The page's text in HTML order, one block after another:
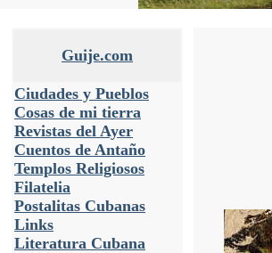
Guije.com
Ciudades y Pueblos
Cosas de mi tierra
Revistas del Ayer
Cuentos de Antaño
Templos Religiosos
Filatelia
Postalitas Cubanas
Links
Literatura Cubana